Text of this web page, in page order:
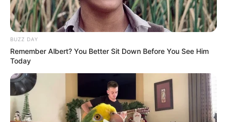
BUZZ DAY
Remember Albert? You Better Sit Down Before You See Him
Today